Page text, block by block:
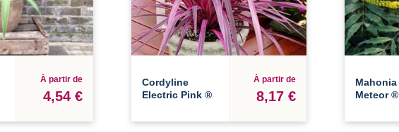
À partir de
4,54 €
Cordyline
Electric Pink ®
À partir de
8,17 €
Mahonia
Meteor ®